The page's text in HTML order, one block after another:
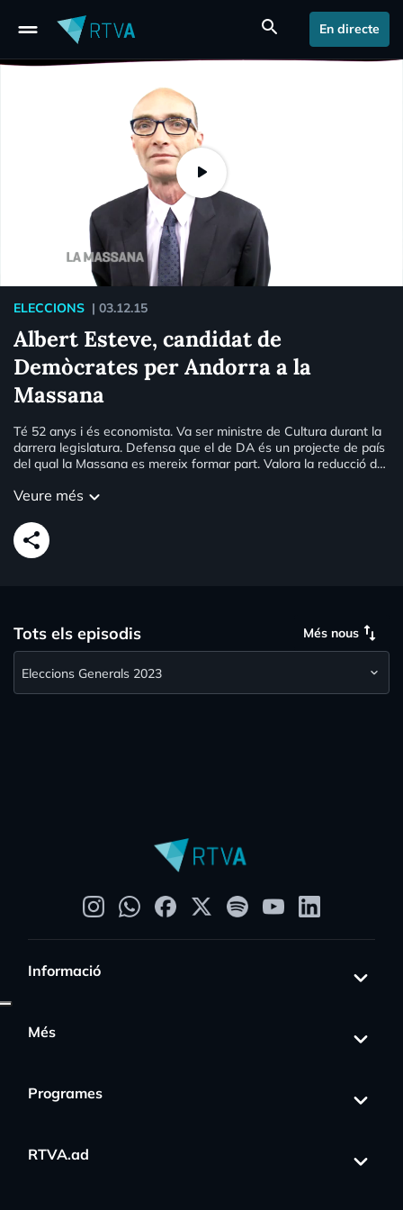
drag_handle search En directe
ELECCIONS | 03.12.15
Albert Esteve, candidat de
Demòcrates per Andorra a la
Massana
Té 52 anys i és economista. Va ser ministre de Cultura durant la
darrera legislatura. Defensa que el de DA és un projecte de país
del qual la Massana es mereix formar part. Valora la reducció de
traumàtic i posa un excel·lent en comunicació al comú perquè
sostenibilitat econòmica, social i mediambiental. El seu
gran projecte és aportar una visió innovadora a EMAP. Creu que
el gran repte dels propers 4 anys serà la revisió de les
Veure més keyboard_arrow_down
share
Tots els episodis Més nous swap_vert
Informació
Més
Programes
RTVA.ad